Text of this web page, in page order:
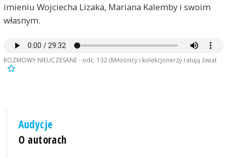
imieniu Wojciecha Lizaka, Mariana Kalemby i swoim
własnym.
ROZMOWY NIEUCZESANE - odc. 132 (Miłośnicy i kolekcjonerzy ratują świat
Audycje
O autorach